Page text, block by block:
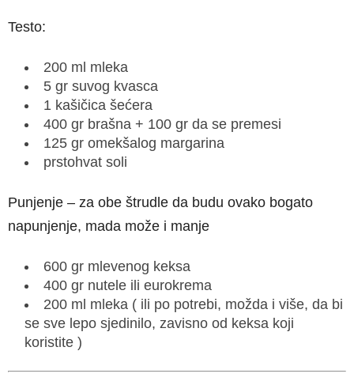
Testo:
200 ml mleka
5 gr suvog kvasca
1 kašičica šećera
400 gr brašna + 100 gr da se premesi
125 gr omekšalog margarina
prstohvat soli
Punjenje – za obe štrudle da budu ovako bogato
napunjenje, mada može i manje
600 gr mlevenog keksa
400 gr nutele ili eurokrema
200 ml mleka ( ili po potrebi, možda i više, da bi
se sve lepo sjedinilo, zavisno od keksa koji
koristite )